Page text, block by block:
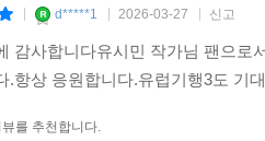
d*****1 2026-03-27 신고
감사합니다유시민 작가님 팬으로
.항상 응원합니다.유럽기행3도 기
를 추천합니다.